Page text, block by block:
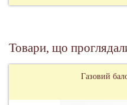
Товари, що
Газовий